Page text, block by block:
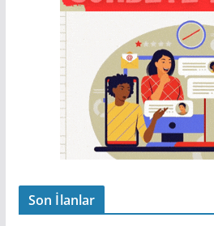
Son İlanlar